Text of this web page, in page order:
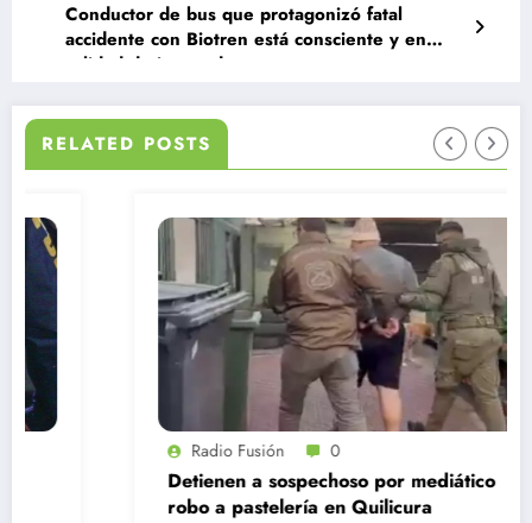
Conductor de bus que protagonizó fatal
accidente con Biotren está consciente y en
calidad de imputado
RELATED POSTS
Radio Fusión 0
Detienen a sospechoso por mediático
robo a pastelería en Quilicura